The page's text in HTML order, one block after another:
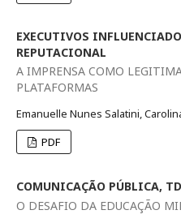
EXECUTIVOS
REPUTACIONAL
A IMPRENSA COMO
PLATAFORMAS
Emanuelle Nunes Salatini,
PDF
COMUNICAÇÃO PÚBLICA,
O DESAFIO DA EDUCAÇÃO